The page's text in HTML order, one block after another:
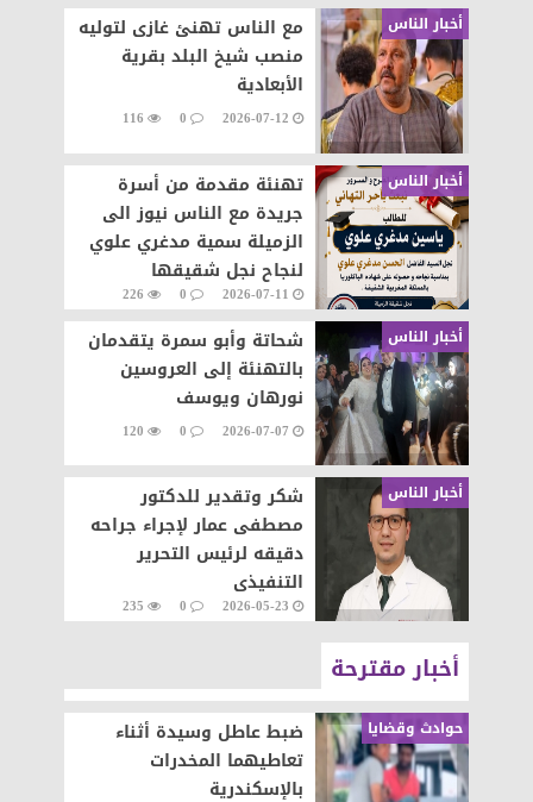
أخبار الناس
مع الناس تهنئ غازى لتوليه
منصب شيخ البلد بقرية
الأبعادية
2026-07-12
0
116
أخبار الناس
تهنئة مقدمة من أسرة
جريدة مع الناس نيوز الى
الزميلة سمية مدغري علوي
لنجاح نجل شقيقها
2026-07-11
0
226
أخبار الناس
شحاتة وأبو سمرة يتقدمان
بالتهنئة إلى العروسين
نورهان ويوسف
2026-07-07
0
120
أخبار الناس
شكر وتقدير للدكتور
مصطفى عمار لإجراء جراحه
دقيقه لرئيس التحرير
التنفيذى
2026-05-23
0
235
أخبار مقترحة
حوادث وقضايا
ضبط عاطل وسيدة أثناء
تعاطيهما المخدرات
بالإسكندرية